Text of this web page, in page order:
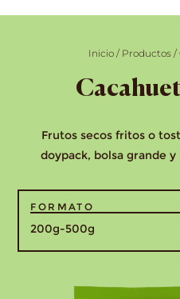
Inicio/ Productos/
Frutos secos fritos o
doypack, bolsa grande y
FORMATO
200g-500g